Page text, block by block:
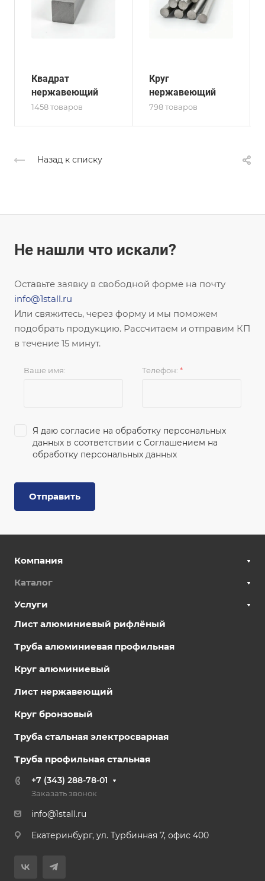
Квадрат
нержавеющий
1458 товаров
Круг
нержавеющий
798 товаров
Назад к списку
Не нашли что искали?
Оставьте заявку в свободной форме на почту
info@1stall.ru
Или свяжитесь, через форму и мы поможем
подобрать продукцию. Рассчитаем и отправим КП
в течение 15 минут.
Ваше имя: Телефон: *
Я даю согласие на обработку персональных
данных в соответствии с Соглашением на
обработку персональных данных
Отправить
Компания
Каталог
Услуги
Лист алюминиевый рифлёный
Труба алюминиевая профильная
Круг алюминиевый
Лист нержавеющий
Круг бронзовый
Труба стальная электросварная
Труба профильная стальная
+7 (343) 288-78-01
Заказать звонок
info@1stall.ru
Екатеринбург, ул. Турбинная 7, офис 400